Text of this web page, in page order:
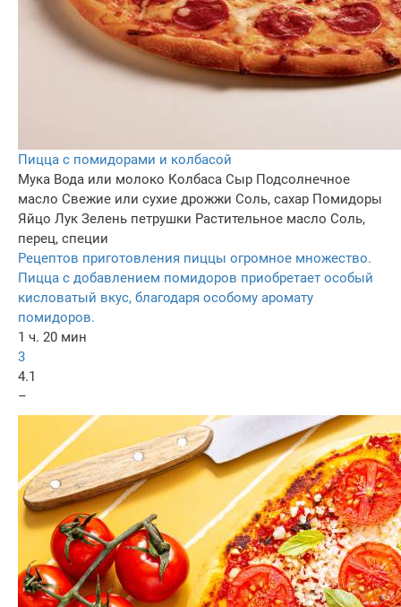
Пицца с помидорами и колбасой
Мука Вода или молоко Колбаса Сыр Подсолнечное
масло Свежие или сухие дрожжи Соль, сахар Помидоры
Яйцо Лук Зелень петрушки Растительное масло Соль,
перец, специи
Рецептов приготовления пиццы огромное множество.
Пицца с добавлением помидоров приобретает особый
кисловатый вкус, благодаря особому аромату
помидоров.
1 ч. 20 мин
3
4.1
–